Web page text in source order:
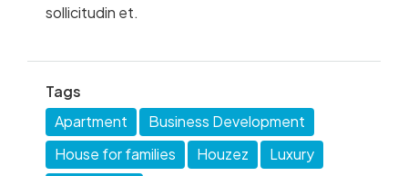
sollicitudin et.
Tags
Apartment
Business Development
House for families
Houzez
Luxury